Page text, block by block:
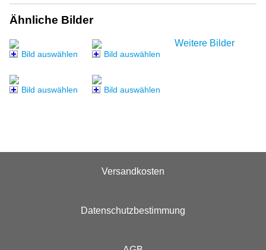
Ähnliche Bilder
Bild auswählen Bild auswählen
Bild auswählen Bild auswählen
Weitere Bilder
Versandkosten
Datenschutzbestimmung